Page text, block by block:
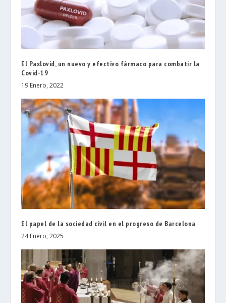
El Paxlovid, un nuevo y efectivo fármaco para combatir la
Covid-19
19 Enero, 2022
El papel de la sociedad civil en el progreso de Barcelona
24 Enero, 2025